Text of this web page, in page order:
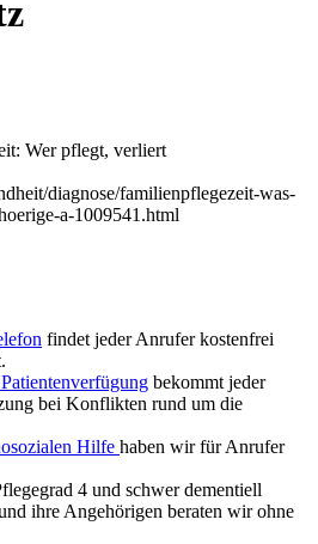
Wer pflegt, verliert
diagnose/familienpflegezeit-was-
a-1009541.html
findet jeder Anrufer kostenfrei
bekommt jeder
bei Konflikten rund um die
Hilfe haben wir für Anrufer
4 und schwer dementiell
ihre Angehörigen beraten wir ohne